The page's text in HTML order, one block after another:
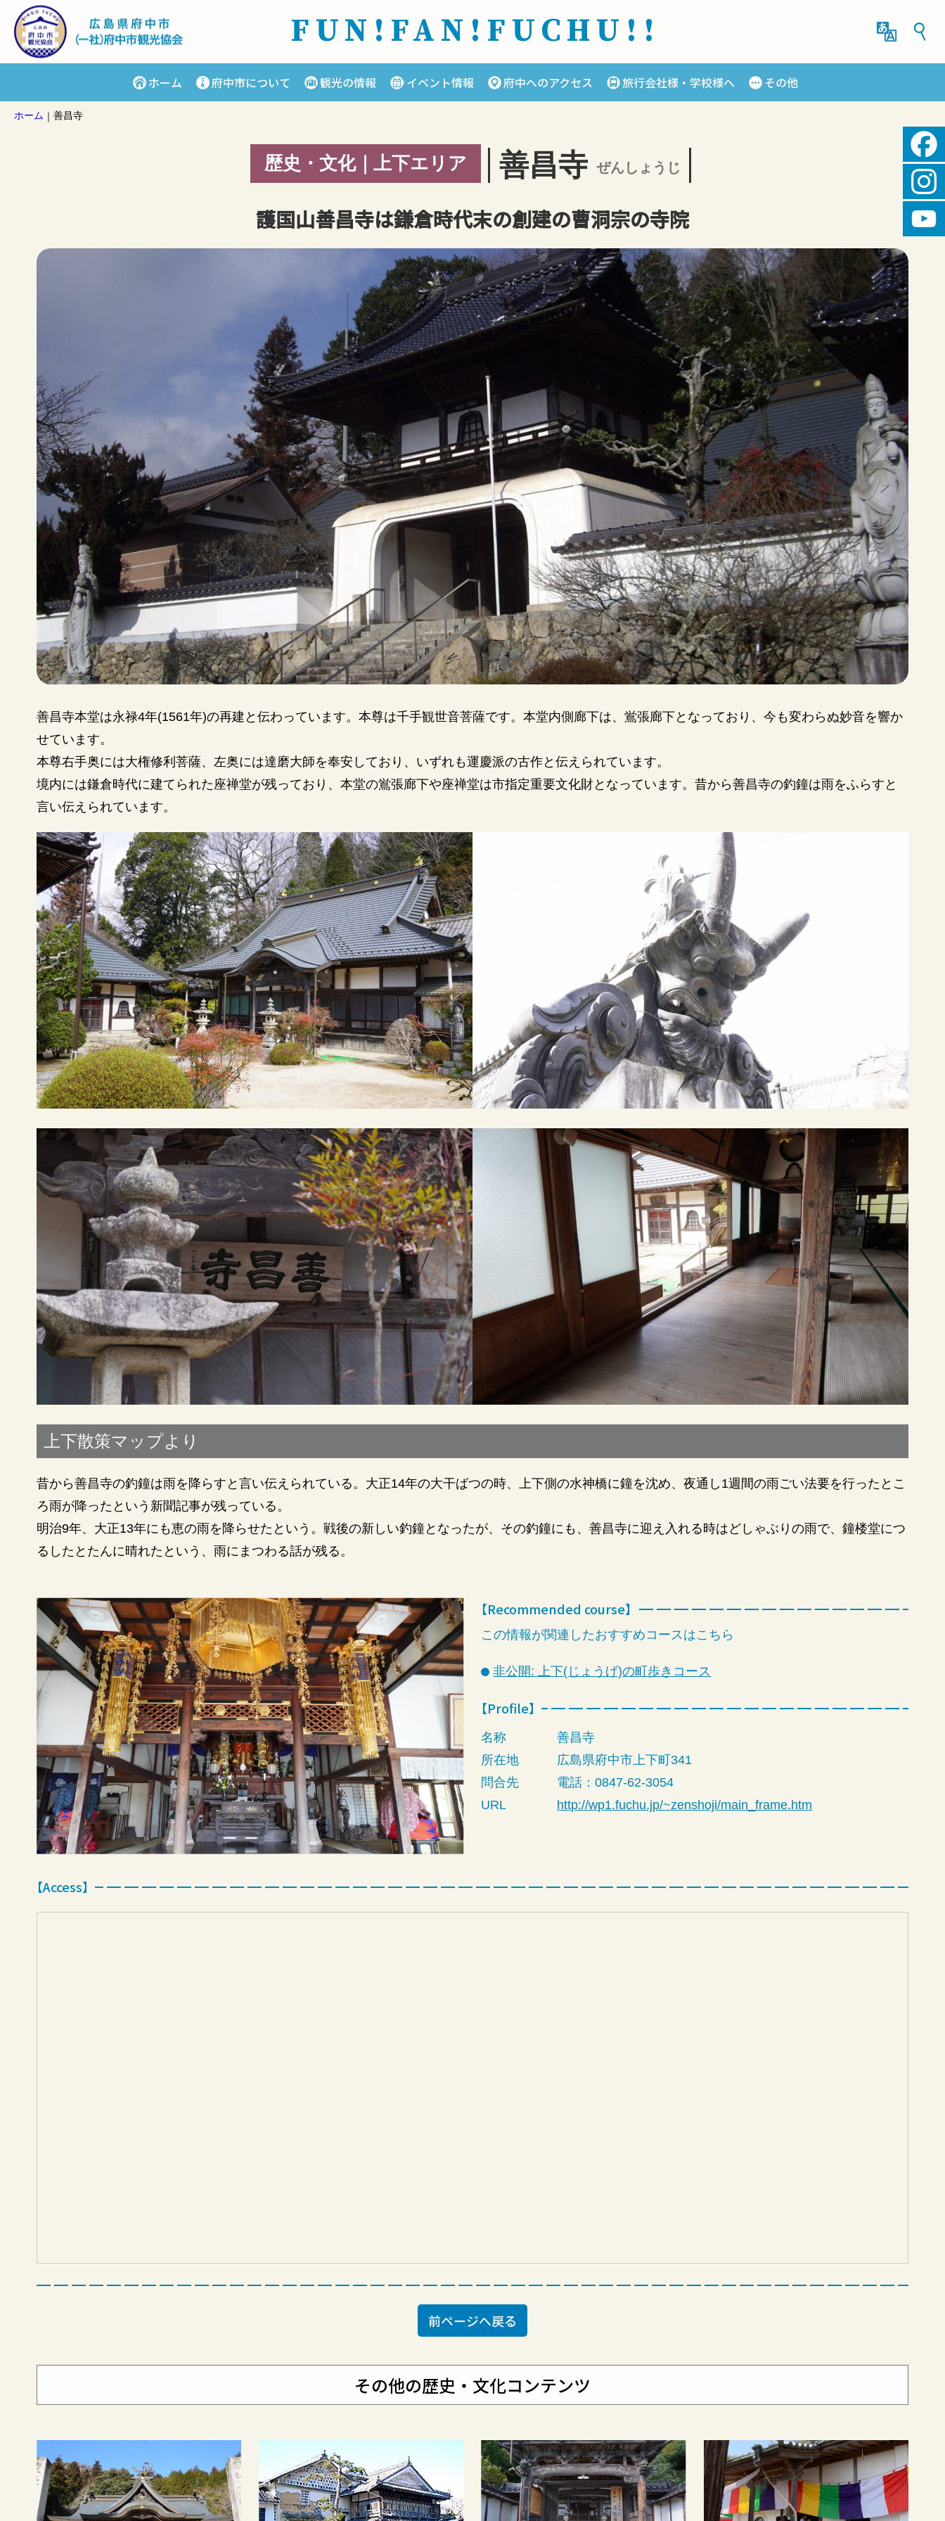
FUN!FAN! FUCHU!!
ホーム 府中市について 観光の情報 イベント情報 府中へのアクセス 旅行会社様・学校様へ その他
ホーム ｜ 善昌寺
歴史・文化｜上下エリア 善昌寺 ぜんしょうじ
護国山善昌寺は鎌倉時代末の創建の曹洞宗の寺院
善昌寺本堂は永禄4年(1561年)の再建と伝わっています。本尊は千手観世音菩薩です。本堂内側廊下は、鴬張廊下となっており、今も変わらぬ妙音を響か
せています。
本尊右手奥には大権修利菩薩、左奥には達磨大師を奉安しており、いずれも運慶派の古作と伝えられています。
境内には鎌倉時代に建てられた座禅堂が残っており、本堂の鴬張廊下や座禅堂は市指定重要文化財となっています。昔から善昌寺の釣鐘は雨をふらすと
言い伝えられています。
上下散策マップより
昔から善昌寺の釣鐘は雨を降らすと言い伝えられている。大正14年の大干ばつの時、上下側の水神橋に鐘を沈め、夜通し1週間の雨ごい法要を行ったとこ
ろ雨が降ったという新聞記事が残っている。
明治9年、大正13年にも恵の雨を降らせたという。戦後の新しい釣鐘となったが、その釣鐘にも、善昌寺に迎え入れる時はどしゃぶりの雨で、鐘楼堂につ
るしたとたんに晴れたという、雨にまつわる話が残る。
【Recommended course】
この情報が関連したおすすめコースはこちら
非公開: 上下(じょうげ)の町歩きコース
【Profile】
名称
善昌寺
所在地
広島県府中市上下町341
問合先
電話：0847-62-3054
URL
http://wp1.fuchu.jp/~zenshoji/main_frame.htm
【Access】
前ページへ戻る
その他の歴史・文化コンテンツ